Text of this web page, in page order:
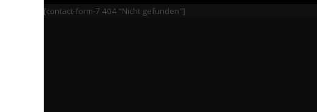
[contact-form-7 404 "Nicht gefunden"]